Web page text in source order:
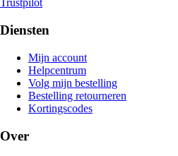
Trustpilot
Diensten
Mijn account
Helpcentrum
Volg mijn bestelling
Bestelling retourneren
Kortingscodes
Over